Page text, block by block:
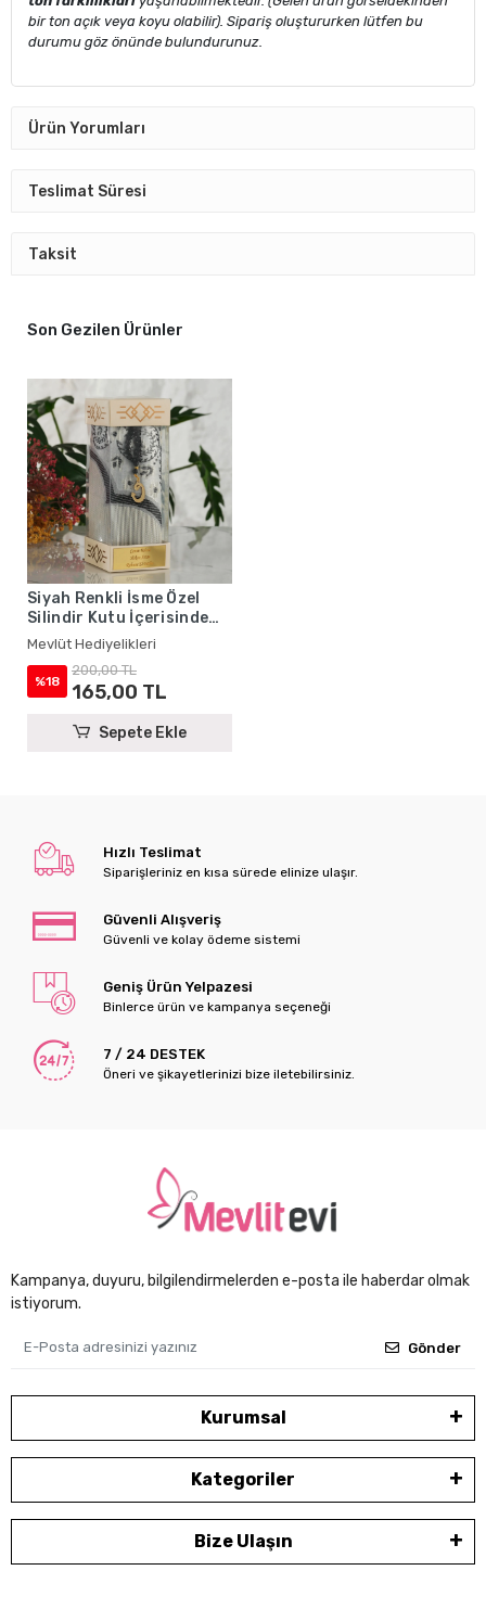
bir ton açık veya koyu olabilir). Sipariş oluştururken lütfen bu
durumu göz önünde bulundurunuz.
Ürün Yorumları
Teslimat Süresi
Taksit
Son Gezilen Ürünler
Siyah Renkli İsme Özel
Silindir Kutu İçerisinde
Seccade ve Tesbih
Mevlüt Hediyelikleri
%18
200,00 TL
165,00 TL
Sepete Ekle
Hızlı Teslimat
Siparişleriniz en kısa sürede elinize ulaşır.
Güvenli Alışveriş
Güvenli ve kolay ödeme sistemi
Geniş Ürün Yelpazesi
Binlerce ürün ve kampanya seçeneği
7 / 24 DESTEK
Öneri ve şikayetlerinizi bize iletebilirsiniz.
Kampanya, duyuru, bilgilendirmelerden e-posta ile haberdar olmak
istiyorum.
Gönder
Kurumsal
Kategoriler
Bize Ulaşın